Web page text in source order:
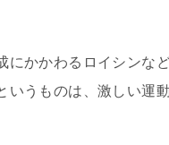
にかかわるロイシンな
いうものは、激しい運